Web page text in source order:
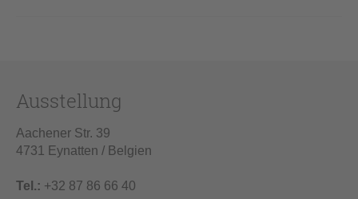
Ausstellung
Aachener Str. 39
4731 Eynatten / Belgien
Tel.: +32 87 86 66 40